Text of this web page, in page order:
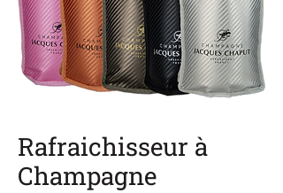
Rafraichisseur à
Champagne